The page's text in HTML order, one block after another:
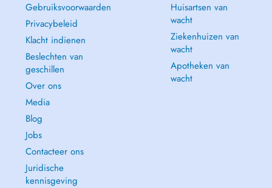
Gebruiksvoorwaarden
Privacybeleid
Klacht indienen
Beslechten van
geschillen
Over ons
Media
Blog
Jobs
Contacteer ons
Juridische
kennisgeving
Huisartsen van
wacht
Ziekenhuizen van
wacht
Apotheken van
wacht